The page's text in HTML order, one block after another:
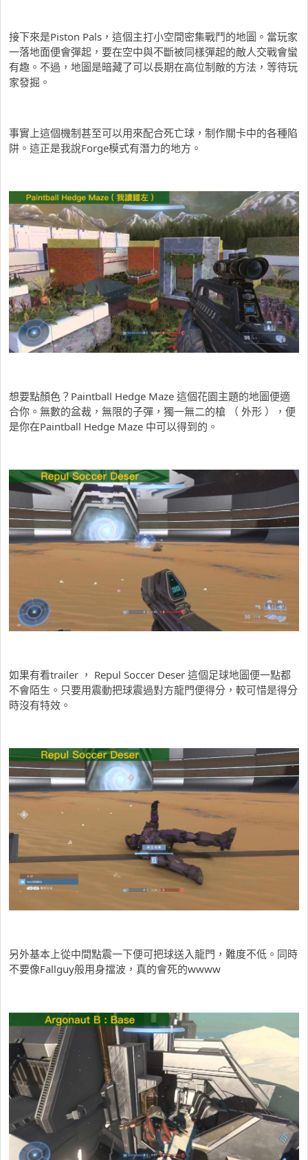
接下來是Piston Pals，這個主打小空間密集戰鬥的地圖。當玩家
一落地面便會彈起，要在空中與不斷被同樣彈起的敵人交戰會蠻
有趣。不過，地圖是暗藏了可以長期在高位制敵的方法，等待玩
家發掘。
事實上這個機制甚至可以用來配合死亡球，制作關卡中的各種陷
阱。這正是我說Forge模式有潛力的地方。
想要點顏色？Paintball Hedge Maze 這個花園主題的地圖便適
合你。無數的盆裁，無限的子彈，獨一無二的槍 （ 外形 ），便
是你在Paintball Hedge Maze 中可以得到的。
如果有看trailer ， Repul Soccer Deser 這個足球地圖便一點都
不會陌生。只要用震動把球震過對方龍門便得分，較可惜是得分
時沒有特效。
另外基本上從中間點震一下便可把球送入龍門，難度不低。同時
不要像Fallguy般用身擋波，真的會死的wwww